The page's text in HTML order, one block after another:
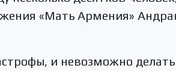
«Мать Армения»
и невозможно